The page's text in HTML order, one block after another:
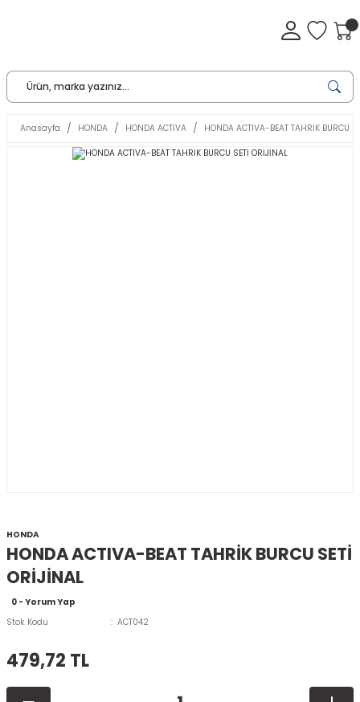
Anasayfa HONDA HONDA ACTİVA HONDA ACTIVA-BEAT TAHRİK BURCU
HONDA
HONDA ACTIVA-BEAT TAHRİK BURCU SETİ
ORİJİNAL
0 - Yorum Yap
Stok Kodu
ACT042
479,72 TL